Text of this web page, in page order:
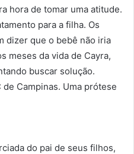
hora de tomar uma atitude.
para a filha. Os
dizer que o bebê não iria
meses da vida de Cayra,
buscar solução.
Campinas. Uma prótese
do pai de seus filhos,